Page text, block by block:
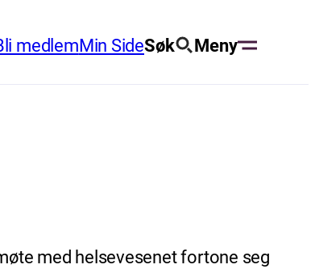
medlemMin SideSøk Meny
med helsevesenet fortone seg